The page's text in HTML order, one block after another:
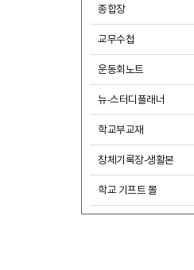
종합장
교무수첩
운동회노트
뉴-스터디플래너
학교부교재
창체기록장-생활본
학교 기프트 몰